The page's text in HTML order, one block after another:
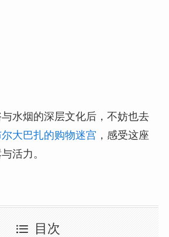
水烟的深层文化后，不妨也去
大巴扎的购物迷宫 ，感受这座
活力。
目次